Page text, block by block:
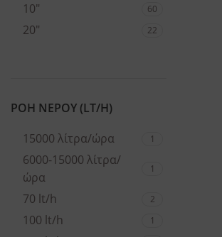
10"
60
20" 22
ΡΟΗ ΝΕΡΟΥ (LT/H)
15000 λίτρα/ώρα
1
6000-15000 λίτρα/
ώρα
1
70 lt/h 2
100 lt/h 1